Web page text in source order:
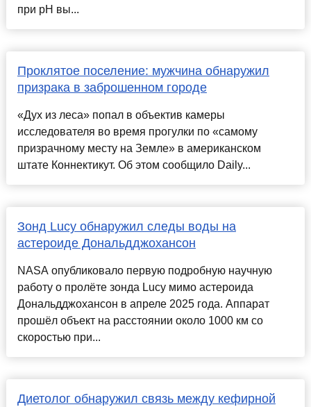
при pH вы...
Проклятое поселение: мужчина обнаружил
призрака в заброшенном городе
«Дух из леса» попал в объектив камеры
исследователя во время прогулки по «самому
призрачному месту на Земле» в американском
штате Коннектикут. Об этом сообщило Daily...
Зонд Lucy обнаружил следы воды на
астероиде Дональдджохансон
NASA опубликовало первую подробную научную
работу о пролёте зонда Lucy мимо астероида
Дональдджохансон в апреле 2025 года. Аппарат
прошёл объект на расстоянии около 1000 км со
скоростью при...
Диетолог обнаружил связь между кефирной